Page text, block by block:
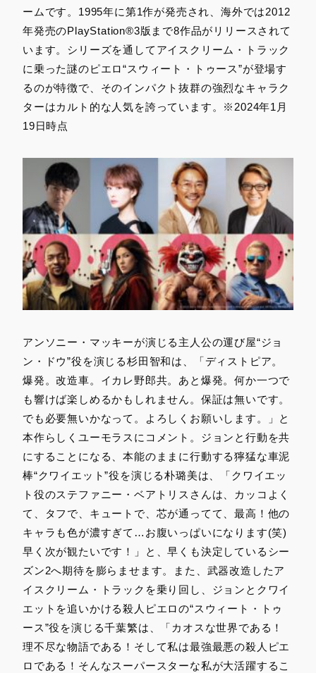
ームです。1995年に第1作が発売され、海外では2012
年発売のPlayStation®3版まで8作品がリリースされて
います。シリーズを通してアイスクリーム・トラック
に乗った謎のピエロ“スウィート・トゥース”が登場す
るのが特徴で、そのインパクト抜群の強烈なキャラク
ターはカルト的な人気を誇っています。※2024年1月
19日時点
アンソニー・マッキーが演じる主人公の運び屋“ジョ
ン・ドウ”役を演じる杉田智和は、「ディストピア。
爆発。改造車。イカレ野郎共。あと爆発。何か一つで
も響けば楽しめるかもしれません。保証は無いです。
でも必要無いかなって。よろしくお願いします。」と
本作らしくユーモラスにコメント。ジョンと行動を共
にすることになる、本能のままに行動する獰猛な車泥
棒“クワイエット”役を演じる朴璐美は、「クワイエッ
ト役のステファニー・ベアトリスさんは、カッコよく
て、タフで、キュートで、芯が通ってて、最高！他の
キャラも色が濃すぎて…お腹いっぱいになります(笑)
早く次が観たいです！」と、早くも決定しているシー
ズン2へ期待を膨らませます。また、武器改造したア
イスクリーム・トラックを乗り回し、ジョンとクワイ
エットを追いかける殺人ピエロの“スウィート・トゥ
ース”役を演じる千葉繁は、「カオスな世界である！
理不尽な物語である！そして私は最強最悪の殺人ピエ
ロである！そんなスーパースターな私が大活躍するこ